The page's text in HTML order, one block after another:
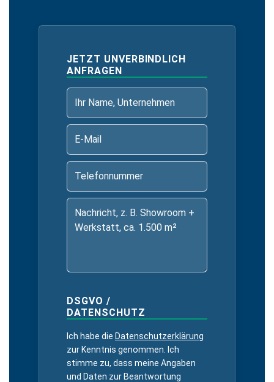
JETZT UNVERBINDLICH
ANFRAGEN
DSGVO /
DATENSCHUTZ
Ich habe die Datenschutzerklärung
zur Kenntnis genommen. Ich
stimme zu, dass meine Angaben
und Daten zur Beantwortung